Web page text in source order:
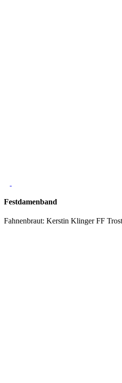
Festdamenband
Fahnenbraut: Kerstin Klinger FF